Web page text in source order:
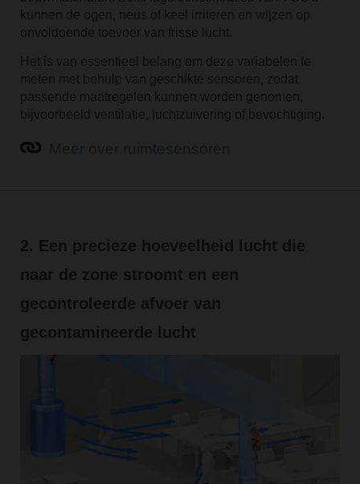
kunnen de ogen, neus of keel irriteren en wijzen op
onvoldoende toevoer van frisse lucht.
Het is van essentieel belang om deze variabelen te
meten met behulp van geschikte sensoren, zodat
passende maatregelen kunnen worden genomen,
bijvoorbeeld ventilatie, luchtzuivering of bevochtiging.
2. Een precieze hoeveelheid lucht die
naar de zone stroomt en een
gecontroleerde afvoer van
gecontamineerde lucht